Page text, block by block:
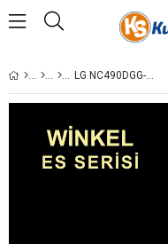
LG NC490DGG-AAGX3 49UK6300PUE BUSWLOR/49UK6090PUA BUSWLOR/49UK6200PUA BUSWLJM R,49LK5900 35880 35881 ES-339 SET-339 GEN-339 GEN339 SET339 STL0407T NC490DGG-AAFX1-41 CA GAN01-1255A-P1 GAN01-1256A-P1 NC490DUE ABFX1-41CA GAN01-1292A-P1 GAN01-1293A-P1 NC490DU